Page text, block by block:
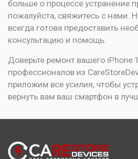
больше о процессе устранение
пожалуйста, свяжитесь с нами.
всегда готова предоставить
консультацию и помощь.
Доверьте ремонт вашего iPhone
профессионалов из
приложим все усилия, чтобы
вернуть вам ваш смартфон в